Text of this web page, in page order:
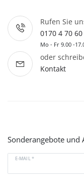
Rufen Sie
0170 4 70
Mo - Fr 9.00 -
oder
Kontakt
Sonderangebote und
E-MAIL *